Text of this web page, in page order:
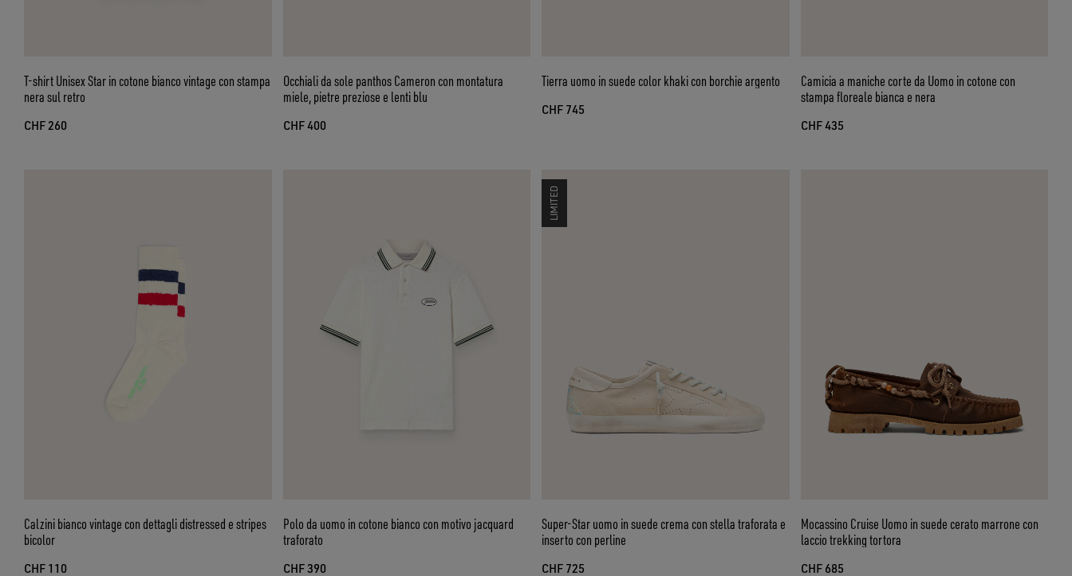
T-shirt Unisex Star in cotone bianco vintage con stampa
nera sul retro
CHF 260
Occhiali da sole panthos Cameron con montatura
miele, pietre preziose e lenti blu
CHF 400
Tierra uomo in suede color khaki con borchie argento
CHF 745
Camicia a maniche corte da Uomo in cotone con
stampa floreale bianca e nera
CHF 435
Calzini bianco vintage con dettagli distressed e stripes
bicolor
CHF 110
Polo da uomo in cotone bianco con motivo jacquard
traforato
CHF 390
LIMITED
Super-Star uomo in suede crema con stella traforata e
inserto con perline
CHF 725
Mocassino Cruise Uomo in suede cerato marrone con
laccio trekking tortora
CHF 685